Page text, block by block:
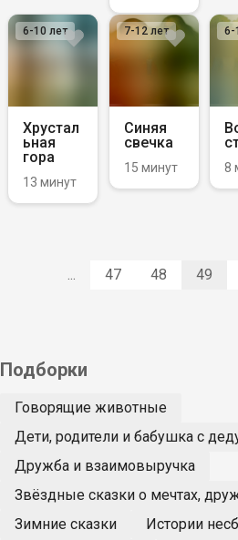
Хрустал
ьная
гора
13 минут
6-10 лет
Синяя
свечка
15 минут
7-12лет
8
6-
... 47 48 49
Подборки
Говорящие животные
Дети, родители и бабушка с
Дружба и взаимовыручка
Звёздные сказки о мечтах,
Зимние сказки
Истории